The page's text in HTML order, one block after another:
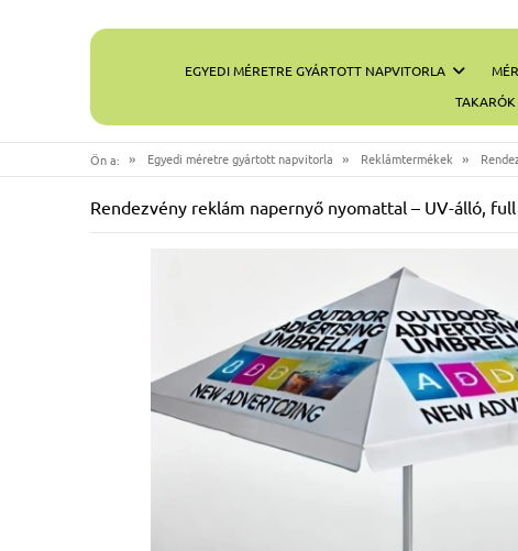
EGYEDI MÉRETRE GYÁRTOTT NAPVITORLA
Ön a: » Egyedi méretre gyártott napvitorla » Reklámtermékek »
Rendezvény reklám napernyő nyomattal – UV-álló,